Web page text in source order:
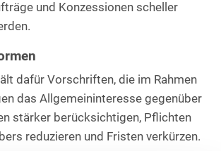
und Konzessionen scheller
dafür Vorschriften, die im Rahmen
das Allgemeininteresse gegenüber
stärker berücksichtigen, Pflichten
reduzieren und Fristen verkürzen.